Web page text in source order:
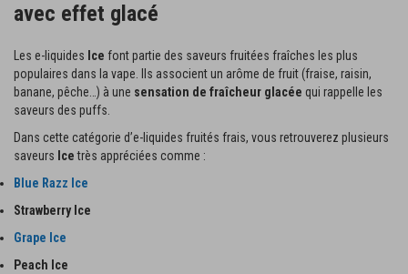
avec effet glacé
Les e-liquides Ice font partie des saveurs fruitées fraîches les plus
populaires dans la vape. Ils associent un arôme de fruit (fraise, raisin,
banane, pêche…) à une sensation de fraîcheur glacée qui rappelle les
saveurs des puffs.
Dans cette catégorie d’e-liquides fruités frais, vous retrouverez plusieurs
saveurs Icetrès appréciées comme :
Blue Razz Ice
Strawberry Ice
Grape Ice
Peach Ice